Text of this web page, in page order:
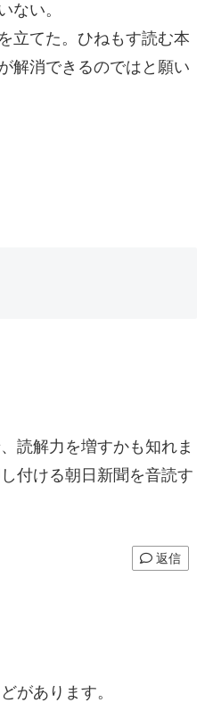
ない。
立てた。ひねもす読む本
解消できるのではと願い
読解力を増すかも知れま
付ける朝日新聞を音読す
返信
があります。